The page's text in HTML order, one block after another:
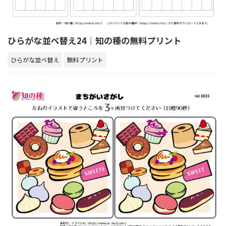
ひらがな並べ替え24｜知の種の無料プリント
ひらがな並べ替え 無料プリント